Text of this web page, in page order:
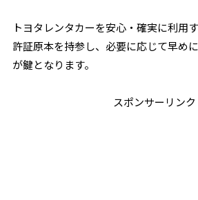
トヨタレンタカーを安心・確実に利用
許証原本を持参し、必要に応じて早め
が鍵となります。
スポンサーリンク